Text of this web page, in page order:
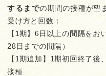
するまでの期間の接種が望
受け方と回数：
【1期】6日以上の間隔をお
28日までの間隔）
【1期追加】1期初回終了後
接種